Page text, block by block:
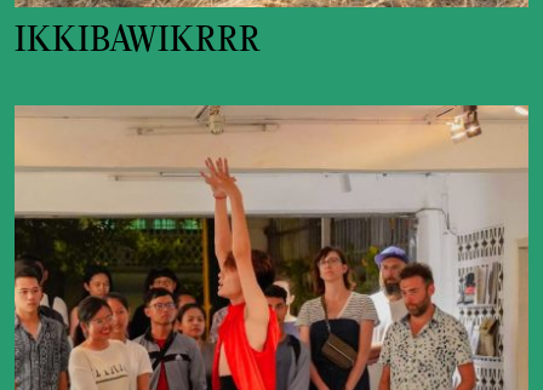
IKKIBAWIKRRR